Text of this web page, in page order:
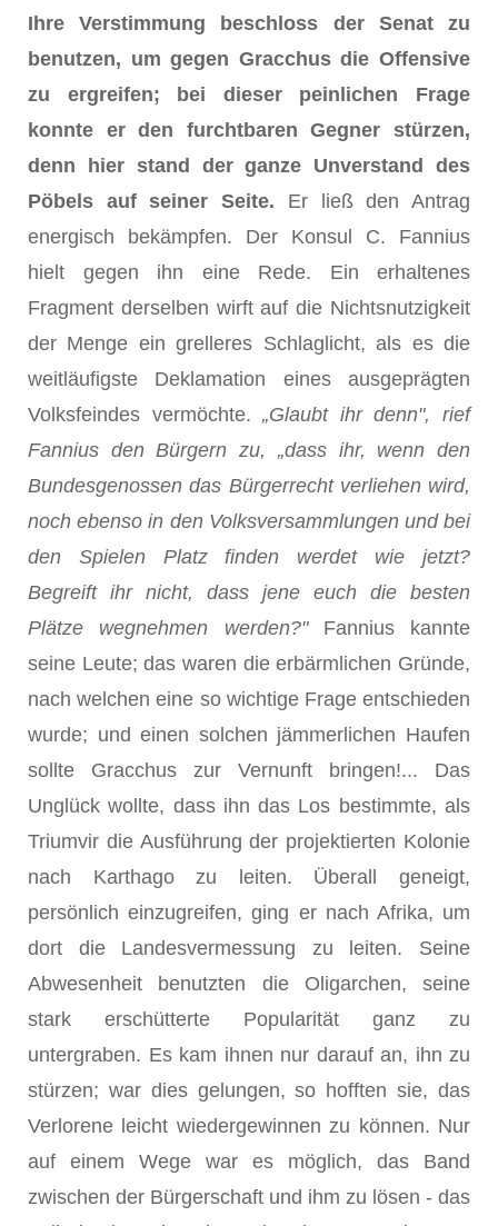
Ihre Verstimmung beschloss der Senat zu
benutzen, um gegen Gracchus die Offensive
zu ergreifen; bei dieser peinlichen Frage
konnte er den furchtbaren Gegner stürzen,
denn hier stand der ganze Unverstand des
Pöbels auf seiner Seite. Er ließ den Antrag
energisch bekämpfen. Der Konsul C. Fannius
hielt gegen ihn eine Rede. Ein erhal­tenes
Fragment derselben wirft auf die Nichtsnutzigkeit
der Menge ein grelleres Schlaglicht, als es die
weitläufigste Deklamation eines ausgeprägten
Volksfeindes vermöchte.„Glaubt ihr denn", rief
Fannius den Bürgern zu, „dass ihr, wenn den
Bundesgenossen das Bürgerrecht verliehen wird,
noch ebenso in den Volksversamm­lungen und bei
den Spielen Platz finden werdet wie jetzt?
Begreift ihr nicht, dass jene euch die besten
Plätze wegnehmen werden?"Fannius kannte
seine Leute; das waren die erbärmlichen Gründe,
nach welchen eine so wichtige Frage entschieden
wurde; und einen solchen jämmerlichen Haufen
sollte Gracchus zur Vernunft bringen!... Das
Unglück wollte, dass ihn das Los bestimmte, als
Triumvir die Ausführung der projektierten Kolonie
nach Karthago zu leiten. Überall geneigt,
persönlich einzugrei­fen, ging er nach Afrika, um
dort die Landesvermessung zu leiten. Seine
Abwesenheit benutzten die Oligarchen, seine
stark erschütterte Popularität ganz zu
untergraben. Es kam ihnen nur darauf an, ihn zu
stürzen; war dies gelungen, so hofften sie, das
Verlorene leicht wiedergewinnen zu können. Nur
auf einem Wege war es möglich, das Band
zwischen der Bürgerschaft und ihm zu lösen - das